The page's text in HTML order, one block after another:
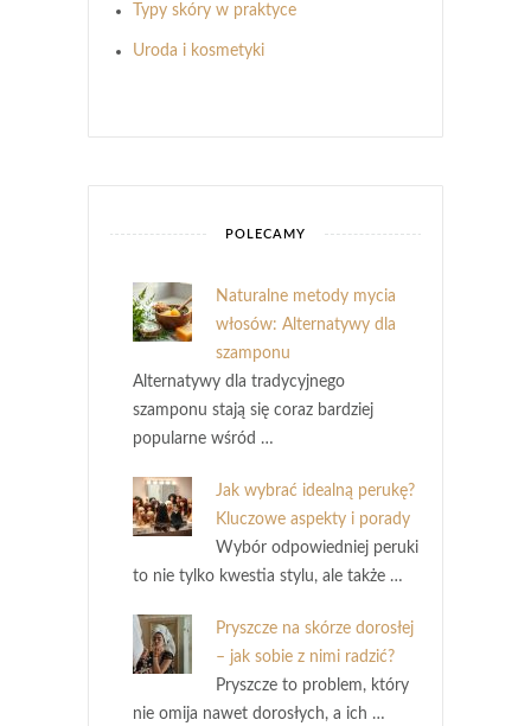
Typy skóry w praktyce
Uroda i kosmetyki
POLECAMY
Naturalne metody mycia
włosów: Alternatywy dla
szamponu
Alternatywy dla tradycyjnego
szamponu stają się coraz bardziej
popularne wśród …
Jak wybrać idealną perukę?
Kluczowe aspekty i porady
Wybór odpowiedniej peruki
to nie tylko kwestia stylu, ale także …
Pryszcze na skórze dorosłej
– jak sobie z nimi radzić?
Pryszcze to problem, który
nie omija nawet dorosłych, a ich …